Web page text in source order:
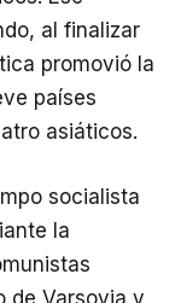
al finalizar
promovió la
países
asiáticos.
socialista
la
de Varsovia y